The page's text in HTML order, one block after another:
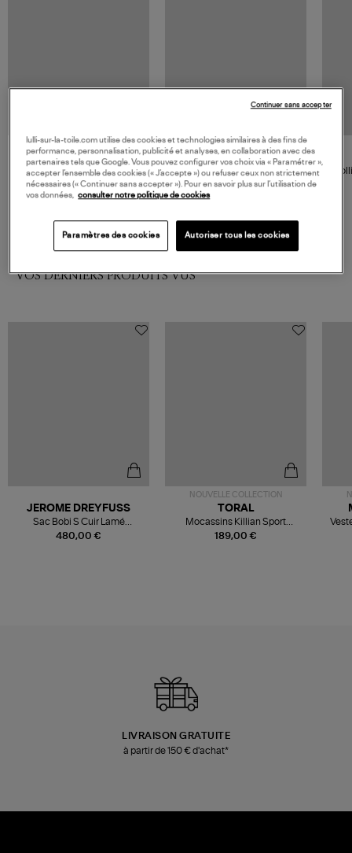
GIGI CLOZEAU
Collier Perles Resine Or 42 cm
VOS DERNIERS PRODUITS VUS
480,00 €
JEROME DREYFUSS
Sac Bobi S Cuir Lamé
Champagne
NOUVELLE COLLECTION
189,00 €
TORAL
Mocassins Killian Sport
Mousse
LIVRAISON GRATUITE
à partir de 150 € d'achat*
lulli-sur-la-toile.com utilise des cookies et technologies similaires à des fins de
performance, personnalisation, publicité et analyses, en collaboration avec des
partenaires tels que Google. Vous pouvez configurer vos choix via « Paramétrer »,
accepter l’ensemble des cookies (« J’accepte ») ou refuser ceux non strictement
nécessaires (« Continuer sans accepter »). Pour en savoir plus sur l’utilisation de
vos données, consulter notre politique de cookies
Paramètres des cookies Autoriser tous les cookies
Continuer sans accepter